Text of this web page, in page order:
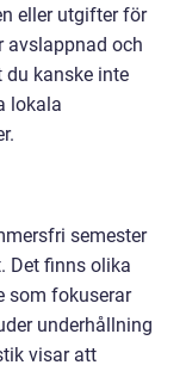
eller utgifter för
avslappnad och
du kanske inte
lokala
semester
Det finns olika
som fokuserar
underhållning
visar att